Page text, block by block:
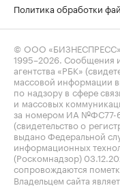
Политика обработки
© ООО
1995–2026 .
агентства «РБК»
массовой информации
по надзору в сфере
и массовых
за номером ИА №ФС77-
(свидетельство о
выдано Федеральной
информационных
(Роскомнадзор)
сопровождаются
Владельцем сайта